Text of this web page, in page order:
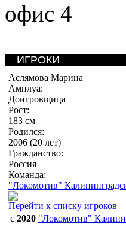
офис 4
ИГРОКИ
Аслямова Марина
Амплуа:
Доигровщица
Рост:
183 см
Родился:
2006 (20 лет)
Гражданство:
Россия
Команда:
"Локомотив"
Перейти к списку игроков
с 2020 "Локомотив"